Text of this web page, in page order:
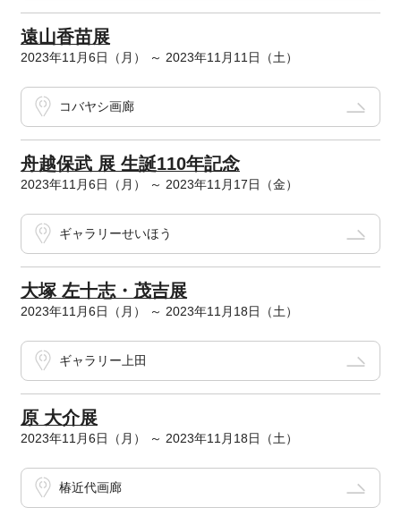
遠山香苗展
2023年11月6日（月） ～ 2023年11月11日（土）
コバヤシ画廊
舟越保武 展 生誕110年記念
2023年11月6日（月） ～ 2023年11月17日（金）
ギャラリーせいほう
大塚 左十志・茂吉展
2023年11月6日（月） ～ 2023年11月18日（土）
ギャラリー上田
原 大介展
2023年11月6日（月） ～ 2023年11月18日（土）
椿近代画廊